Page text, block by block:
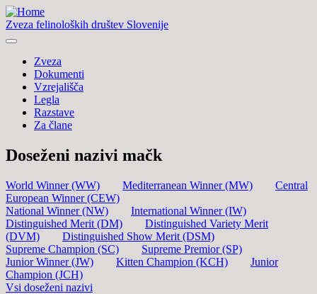
Zveza felinoloških društev Slovenije
Zveza
Dokumenti
Vzrejališča
Legla
Razstave
Za člane
Doseženi nazivi mačk
World Winner (WW) Mediterranean Winner (MW)
Central
European Winner (CEW)
National Winner (NW)
International Winner (IW)
Distinguished Merit (DM)
Distinguished Variety Merit
(DVM)
Distinguished Show Merit (DSM)
Supreme Champion (SC)
Supreme Premior (SP)
Junior Winner (JW)
Kitten Champion (KCH)
Junior
Champion (JCH)
Vsi doseženi nazivi